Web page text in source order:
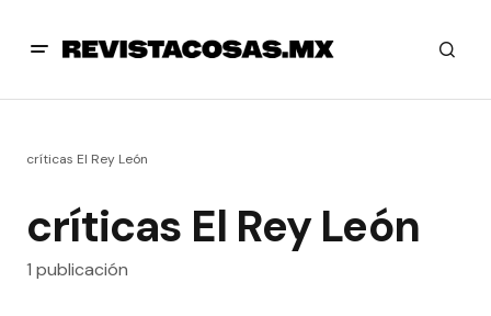
críticas El Rey León
críticas El Rey León
1 publicación